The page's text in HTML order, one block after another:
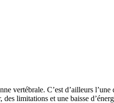
vertébrale. C’est d’ailleurs
limitations et une baisse